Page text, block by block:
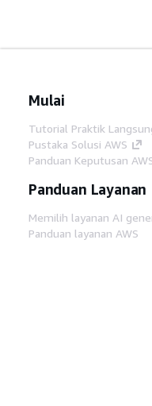
Mulai
Tutorial Praktik
Pustaka Solusi AWS
Panduan Keputusan
Panduan Layanan
Memilih layanan AI
Panduan layanan AWS